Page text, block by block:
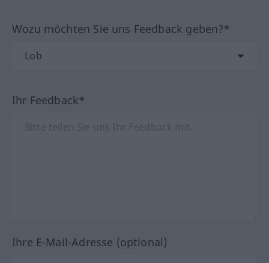
Wozu möchten Sie uns Feedback geben?*
Ihr Feedback*
Ihre E-Mail-Adresse (optional)